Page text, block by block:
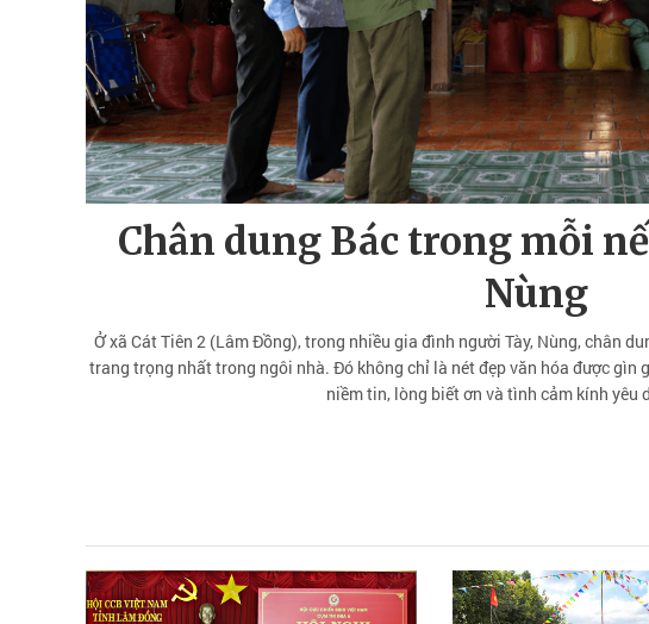
Chân dung Bác trong mỗi
Nùng
Ở xã Cát Tiên 2 (Lâm Đồng), trong nhiều gia đình người Tày, Nùng, chân
trang trọng nhất trong ngôi nhà. Đó không chỉ là nét đẹp văn hóa được gìn
niềm tin, lòng biết ơn và tình cảm kính yêu